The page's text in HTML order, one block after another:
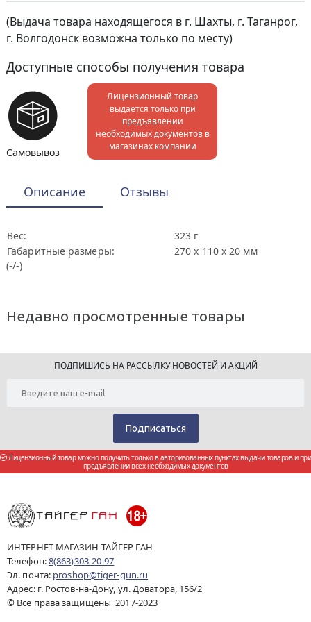
(Выдача товара находящегося в г. Шахты, г. Таганрог,
г. Волгодонск возможна только по месту)
Доступные способы получения товара
Самовывоз
Лицензионный товар
выдается только при
предъявлении
необходимых документов в
магазинах компании
Описание Отзывы
Вес:
323 г
Габаритные размеры:
270 х 110 х 20 мм
(-/-)
Недавно просмотренные товары
ПОДПИШИСЬ НА РАССЫЛКУ НОВОСТЕЙ И АКЦИЙ
Лицензионный товар можно получить только в авторизованных пунктах выдачи товаров и при
предъявлении всех необходимых документов
ИНТЕРНЕТ-МАГАЗИН ТАЙГЕР ГАН
Телефон:8(863)303-20-97
Эл. почта: proshop@tiger-gun.ru
Адрес: г. Ростов-на-Дону, ул. Доватора, 156/2
© Все права защищены 2017-2023